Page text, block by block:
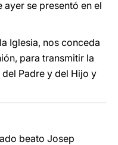
ayer se presentó en el
Iglesia, nos conceda
para transmitir la
Padre y del Hijo y
beato Josep